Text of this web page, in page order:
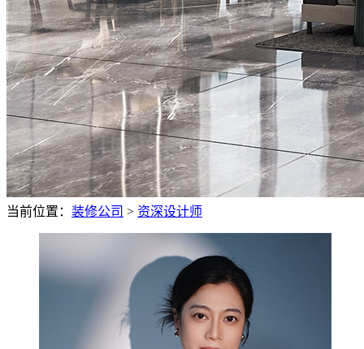
当前位置： 装修公司 > 资深设计师